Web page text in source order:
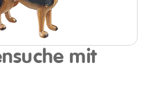
mit